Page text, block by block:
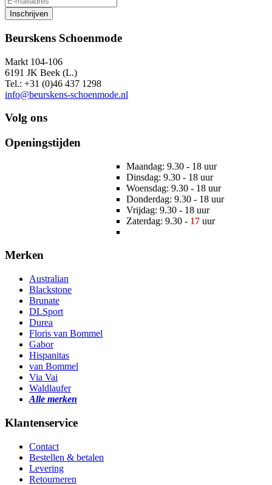
Inschrijven
Beurskens Schoenmode
Markt 104-106
6191 JK Beek (L.)
Tel.: +31 (0)46 437 1298
info@beurskens-schoenmode.nl
Volg ons
Openingstijden
Maandag: 9.30 - 18 uur
Dinsdag: 9.30 - 18 uur
Woensdag: 9.30 - 18 uur
Donderdag: 9.30 - 18 uur
Vrijdag: 9.30 - 18 uur
Zaterdag: 9.30 - 17 uur
Merken
Australian
Blackstone
Brunate
DLSport
Durea
Floris van Bommel
Gabor
Hispanitas
van Bommel
Via Vai
Waldlaufer
Alle merken
Klantenservice
Contact
Bestellen & betalen
Levering
Retourneren